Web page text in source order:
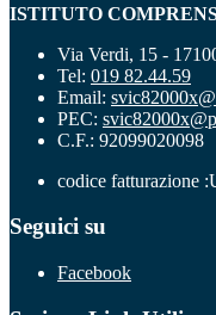
ISTITUTO
Via Verdi, 15 -
Tel: 019 82.44.59
Email:
PEC:
C.F.: 92099020098
codice fatturazione
Seguici su
Facebook